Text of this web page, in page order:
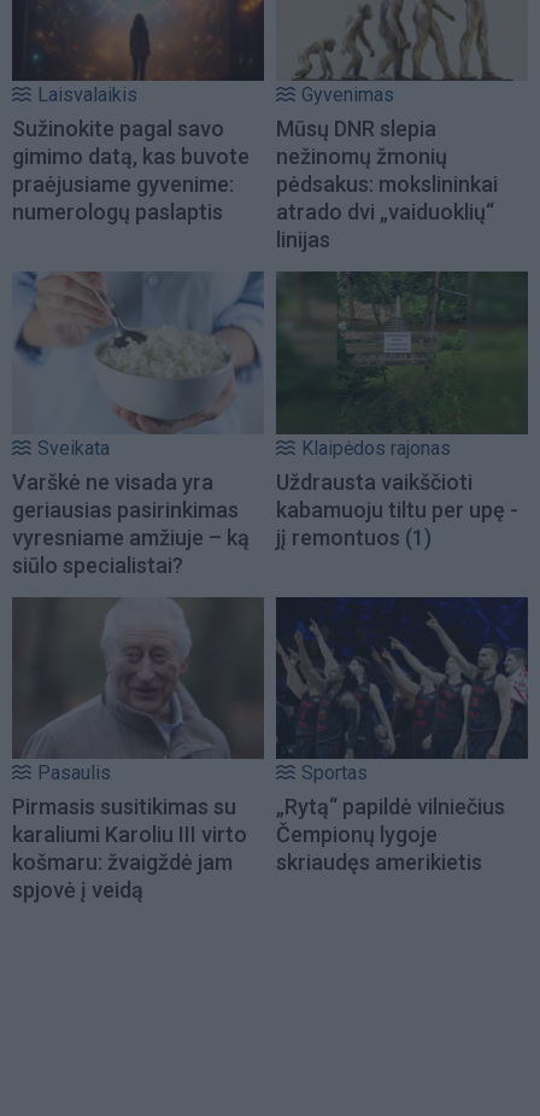
Laisvalaikis
Sužinokite pagal savo
gimimo datą, kas buvote
praėjusiame gyvenime:
numerologų paslaptis
Gyvenimas
Mūsų DNR slepia
nežinomų žmonių
pėdsakus: mokslininkai
atrado dvi „vaiduoklių“
linijas
Sveikata
Varškė ne visada yra
geriausias pasirinkimas
vyresniame amžiuje – ką
siūlo specialistai?
Klaipėdos rajonas
Uždrausta vaikščioti
kabamuoju tiltu per upę -
jį remontuos (1)
Pasaulis
Pirmasis susitikimas su
karaliumi Karoliu III virto
košmaru: žvaigždė jam
spjovė į veidą
Sportas
„Rytą“ papildė vilniečius
Čempionų lygoje
skriaudęs amerikietis